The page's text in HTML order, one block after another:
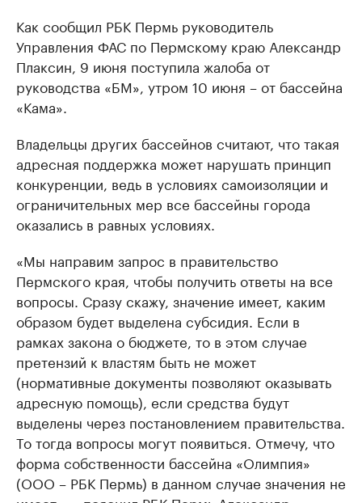
Как сообщил РБК Пермь руководитель
Управления ФАС по Пермскому краю Александр
Плаксин, 9 июня поступила жалоба от
руководства «БМ», утром 10 июня – от бассейна
«Кама».
Владельцы других бассейнов считают, что такая
адресная поддержка может нарушать принцип
конкуренции, ведь в условиях самоизоляции и
ограничительных мер все бассейны города
оказались в равных условиях.
«Мы направим запрос в правительство
Пермского края, чтобы получить ответы на все
вопросы. Сразу скажу, значение имеет, каким
образом будет выделена субсидия. Если в
рамках закона о бюджете, то в этом случае
претензий к властям быть не может
(нормативные документы позволяют оказывать
адресную помощь), если средства будут
выделены через постановлением правительства.
То тогда вопросы могут появиться. Отмечу, что
форма собственности бассейна «Олимпия»
(ООО – РБК Пермь) в данном случае значения не